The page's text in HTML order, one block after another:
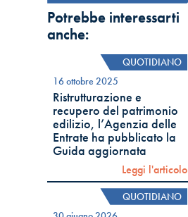
Potrebbe interessarti
anche:
QUOTIDIANO
16 ottobre 2025
Ristrutturazione e
recupero del patrimonio
edilizio, l’Agenzia delle
Entrate ha pubblicato la
Guida aggiornata
Leggi l'articolo
QUOTIDIANO